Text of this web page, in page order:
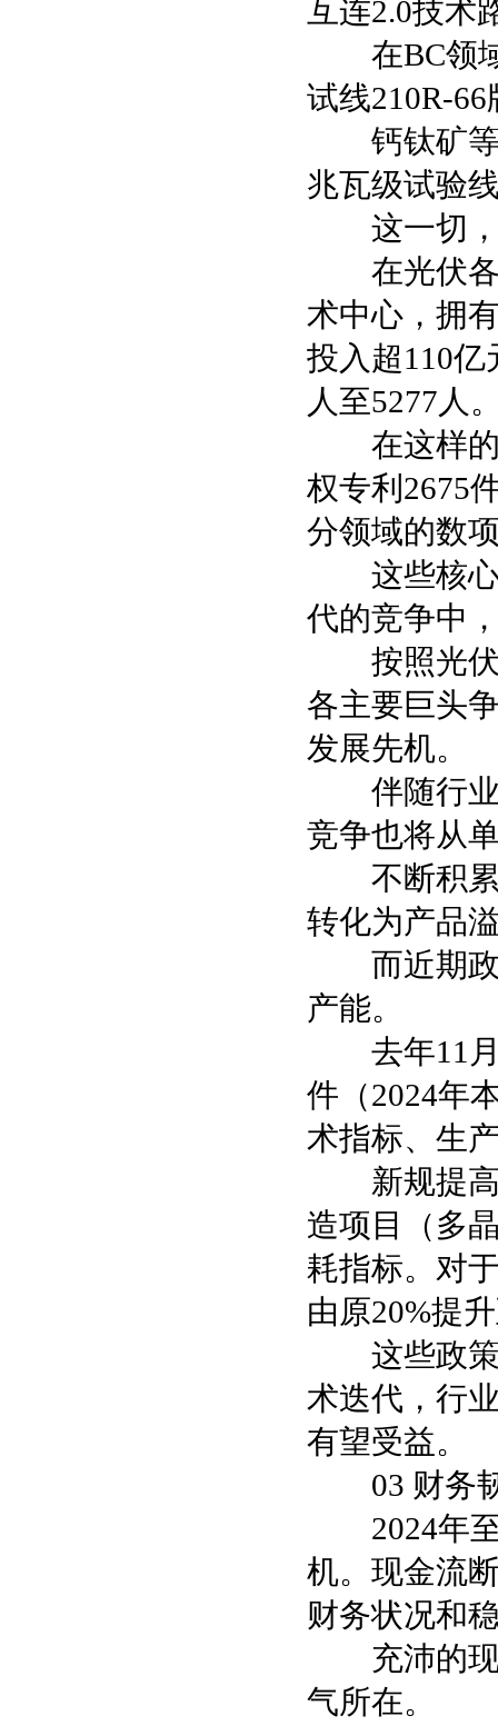
互连2.0技术
在BC领域
试线210R-
钙钛矿等
兆瓦级试验
这一切，
在光伏各
术中心，拥
投入超110亿
人至5277人
在这样的
权专利2675
分领域的数
这些核心
代的竞争中
按照光伏
各主要巨头
发展先机。
伴随行业
竞争也将从
不断积累
转化为产品
而近期政
产能。
去年11月
件（2024年
术指标、生
新规提高
造项目（多
耗指标。对
由原20%提
这些政策
术迭代，行
有望受益。
03 财务韧
2024年至
机。现金流
财务状况和
充沛的现
气所在。